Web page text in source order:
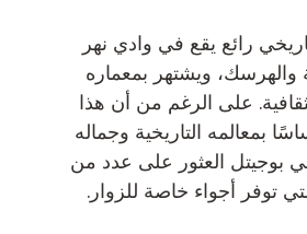
رائع يقع في وادي نهر
والهرسك، ويشتهر بمعماره
على الرغم من أن هذا
بمعالمه التاريخية وجماله
بوجيتل العثور على عدد من
توفر أجواء خاصة للزوار.